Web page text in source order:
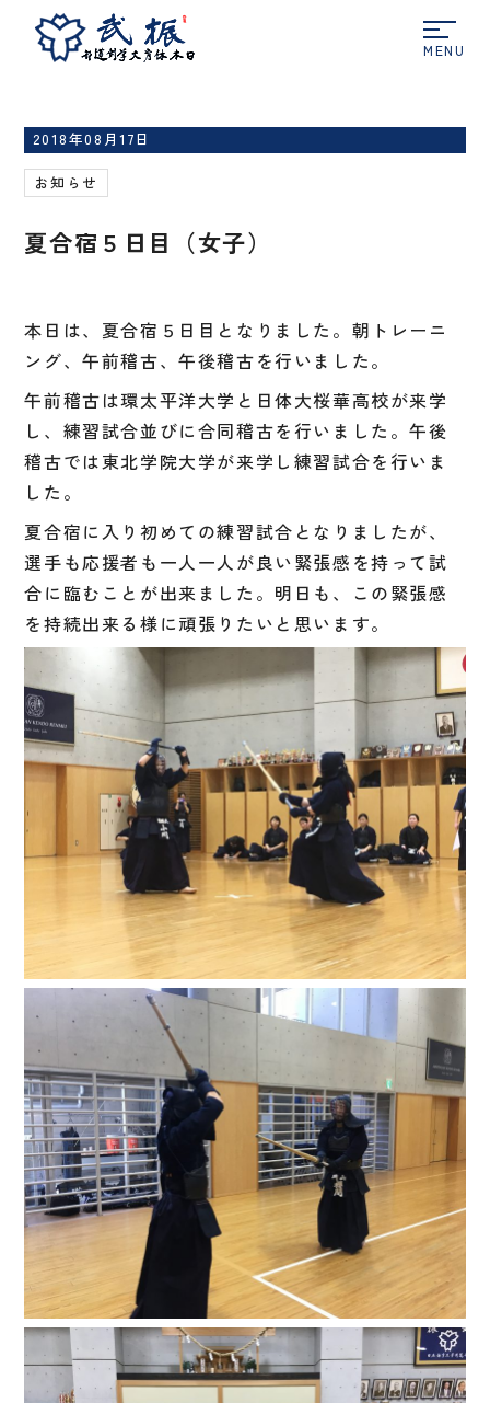
ホーム お知らせ
2018年08月17日
お知らせ
夏合宿５日目（女子）
本日は、夏合宿５日目となりました。朝トレーニ
ング、午前稽古、午後稽古を行いました。
午前稽古は環太平洋大学と日体大桜華高校が来学
し、練習試合並びに合同稽古を行いました。午後
稽古では東北学院大学が来学し練習試合を行いま
した。
夏合宿に入り初めての練習試合となりましたが、
選手も応援者も一人一人が良い緊張感を持って試
合に臨むことが出来ました。明日も、この緊張感
を持続出来る様に頑張りたいと思います。